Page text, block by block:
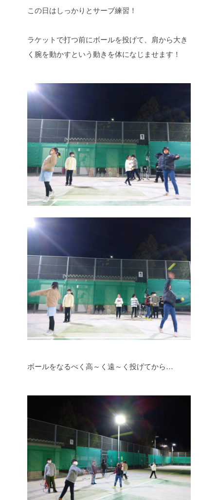
この日はしっかりとサーブ練習！
ラケットで打つ前にボールを投げて、肩から大き
く腕を動かすという動きを体になじませます！
ボールをなるべく高～く遠～く投げてから…